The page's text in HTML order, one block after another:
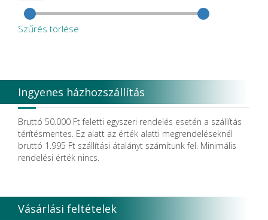
Szűrés törlése
Ingyenes házhozszállítás
Bruttó 50.000 Ft feletti egyszeri rendelés esetén a szállítás
térítésmentes. Ez alatt az érték alatti megrendeléseknél
bruttó 1.995 Ft szállítási átalányt számítunk fel. Minimális
rendelési érték nincs.
Vásárlási feltételek